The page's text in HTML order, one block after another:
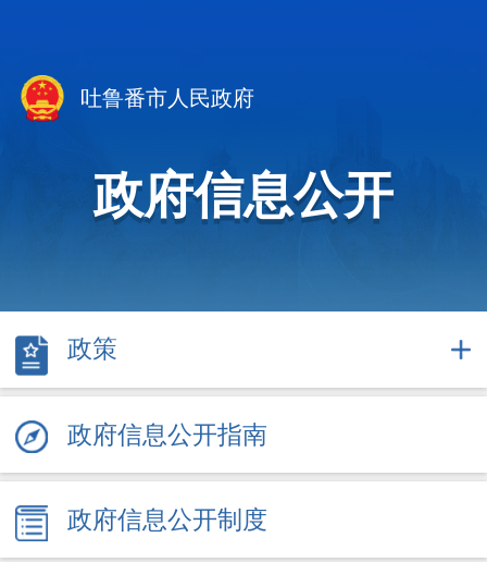
吐鲁番市人民政府
政府信息公开
政策
政府信息公开指南
政府信息公开制度